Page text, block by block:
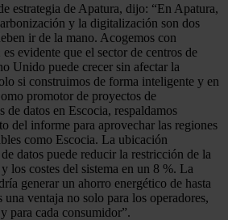
estrategia de Apatura, dijo: “En Apatura,
y la digitalización son dos
ir de la mano. Acogemos con
evidente que el sector de centros de
Unido puede crecer sin afectar la
si construimos de forma inteligente y en
promotor de proyectos de
de datos en Escocia, respaldamos
del informe para aprovechar las regiones
como Escocia. La ubicación
datos puede reducir la restricción de la
los costes del sistema en un 8 %. La
generar un ahorro energético de hasta
ventaja no solo para los operadores,
para cada consumidor”.